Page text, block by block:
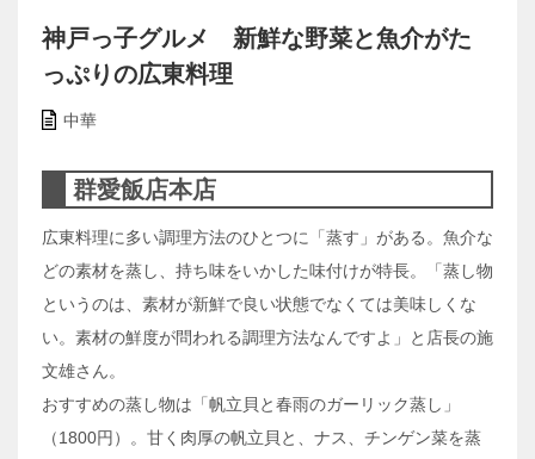
神戸っ子グルメ 新鮮な野菜と魚介がた
っぷりの広東料理
中華
群愛飯店本店
広東料理に多い調理方法のひとつに「蒸す」がある。魚介な
どの素材を蒸し、持ち味をいかした味付けが特長。「蒸し物
というのは、素材が新鮮で良い状態でなくては美味しくな
い。素材の鮮度が問われる調理方法なんですよ」と店長の施
文雄さん。
おすすめの蒸し物は「帆立貝と春雨のガーリック蒸し」
（1800円）。甘く肉厚の帆立貝と、ナス、チンゲン菜を蒸